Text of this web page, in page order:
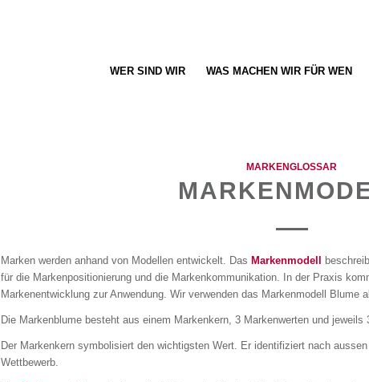
WER SIND WIR WAS MACHEN WIR FÜR WEN
MARKENGLOSSAR
Marken werden anhand von Modellen entwickelt. Das Markenmodell
für die Markenpositionierung und die Markenkommunikation. In der Praxis
Markenentwicklung zur Anwendung. Wir verwenden das Markenmodell Blume
Die Markenblume besteht aus einem Markenkern, 3 Markenwerten und
Der Markenkern symbolisiert den wichtigsten Wert. Er identifiziert nach
Wettbewerb.